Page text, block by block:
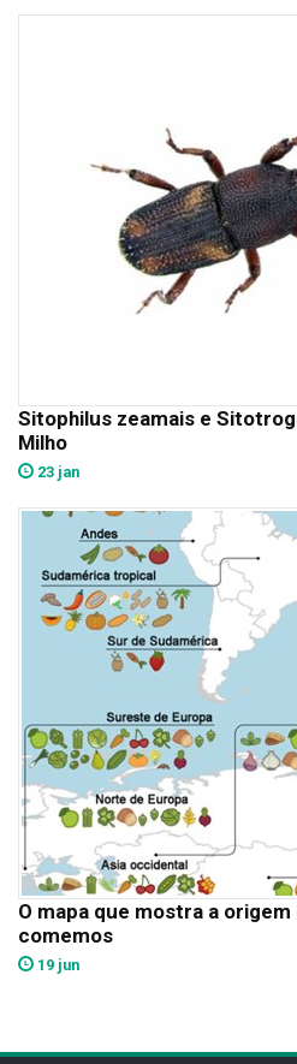
Sitophilus zeamais e
Milho
23 jan
O mapa que mostra a
comemos
19 jun